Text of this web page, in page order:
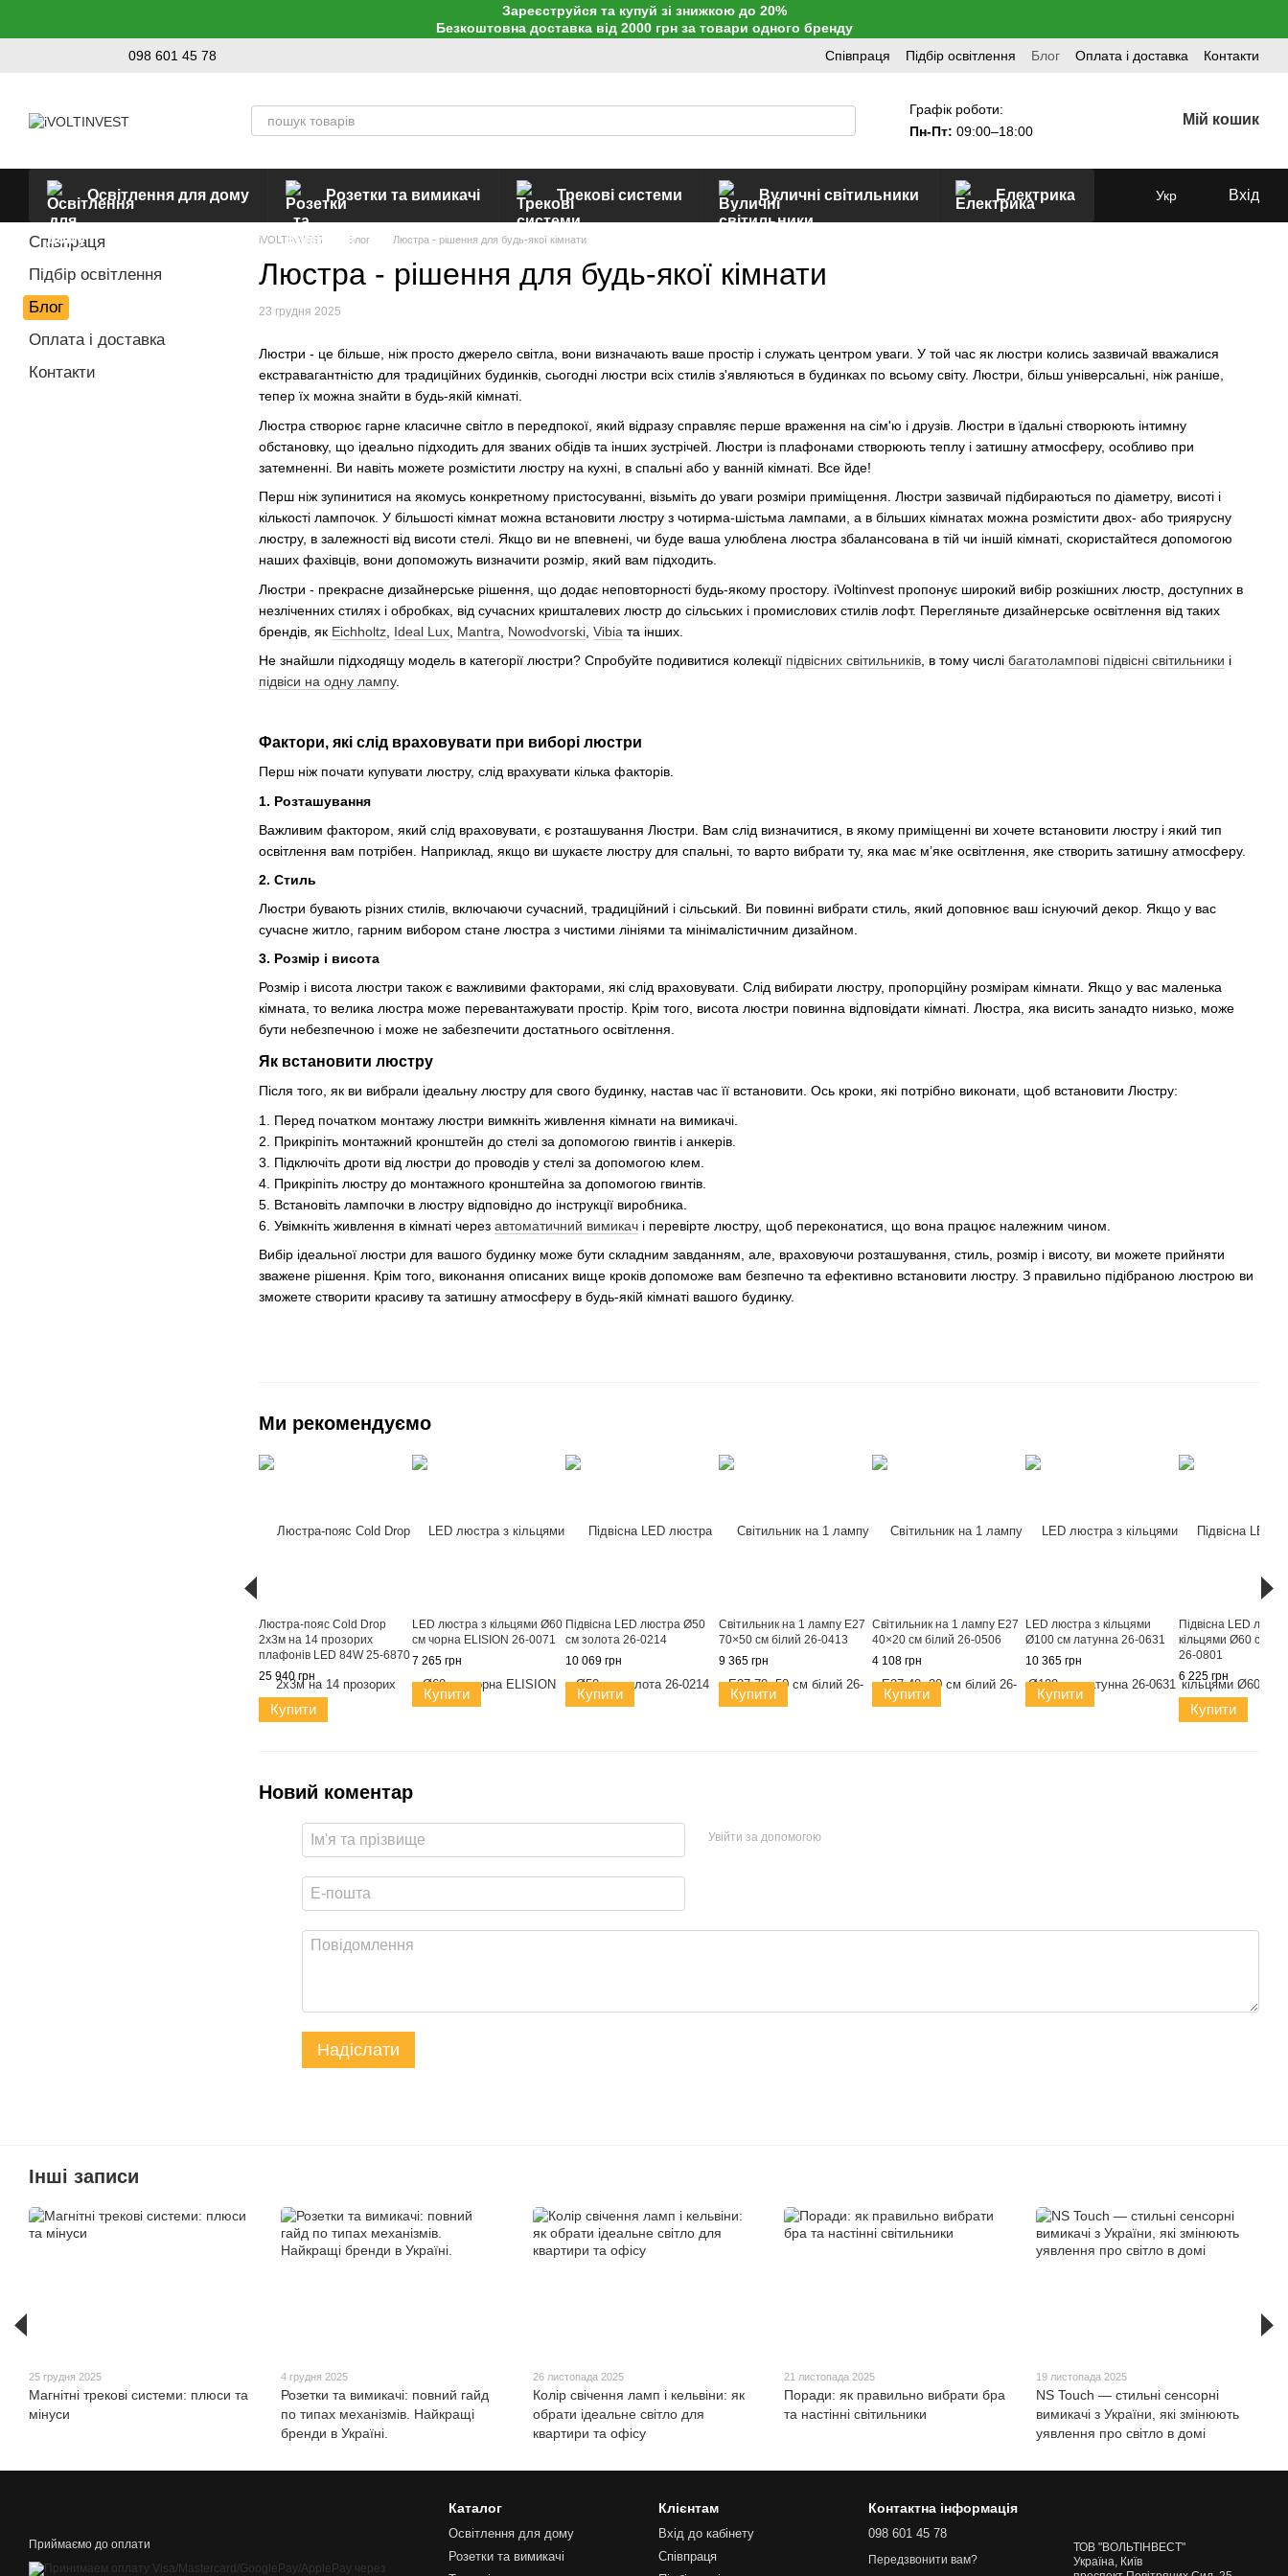
Зареєструйся та купуй зі знижкою до 20%
Безкоштовна доставка від 2000 грн за товари одного бренду
098 601 45 78
Співпраця Підбір освітлення Блог Оплата і доставка Контакти
Графік роботи:
Пн-Пт:09:00–18:00
Мій кошик
Освітлення для дому Розетки та вимикачі Трекові системи Вуличні світильники Електрика Укр Вхід
iVOLTINVEST Блог Люстра - рішення для будь-якої кімнати
Люстра - рішення для будь-якої кімнати
23 грудня 2025
Люстри - це більше, ніж просто джерело світла, вони визначають ваше простір і служать центром уваги. У той час як люстри колись зазвичай вважалися
екстравагантністю для традиційних будинків, сьогодні люстри всіх стилів з'являються в будинках по всьому світу. Люстри, більш універсальні, ніж раніше,
тепер їх можна знайти в будь-якій кімнаті.
Люстра створює гарне класичне світло в передпокої, який відразу справляє перше враження на сім'ю і друзів. Люстри в їдальні створюють інтимну
обстановку, що ідеально підходить для званих обідів та інших зустрічей. Люстри із плафонами створюють теплу і затишну атмосферу, особливо при
затемненні. Ви навіть можете розмістити люстру на кухні, в спальні або у ванній кімнаті. Все йде!
Перш ніж зупинитися на якомусь конкретному пристосуванні, візьміть до уваги розміри приміщення. Люстри зазвичай підбираються по діаметру, висоті і
кількості лампочок. У більшості кімнат можна встановити люстру з чотирма-шістьма лампами, а в більших кімнатах можна розмістити двох- або триярусну
люстру, в залежності від висоти стелі. Якщо ви не впевнені, чи буде ваша улюблена люстра збалансована в тій чи іншій кімнаті, скористайтеся допомогою
наших фахівців, вони допоможуть визначити розмір, який вам підходить.
Люстри - прекрасне дизайнерське рішення, що додає неповторності будь-якому простору. iVoltinvest пропонує широкий вибір розкішних люстр, доступних в
незліченних стилях і обробках, від сучасних кришталевих люстр до сільських і промислових стилів лофт. Перегляньте дизайнерське освітлення від таких
брендів, як Eichholtz Ideal Lux Mantra Nowodvorski Vibia та інших.
Не знайшли підходящу модель в категорії люстри? Спробуйте подивитися колекції підвісних світильників , в тому числі багатолампові підвісні світильники і
підвіси на одну лампу.
Фактори, які слід враховувати при виборі люстри
Перш ніж почати купувати люстру, слід врахувати кілька факторів.
1. Розташування
Важливим фактором, який слід враховувати, є розташування Люстри. Вам слід визначитися, в якому приміщенні ви хочете встановити люстру і який тип
освітлення вам потрібен. Наприклад, якщо ви шукаєте люстру для спальні, то варто вибрати ту, яка має м’яке освітлення, яке створить затишну атмосферу.
2. Стиль
Люстри бувають різних стилів, включаючи сучасний, традиційний і сільський. Ви повинні вибрати стиль, який доповнює ваш існуючий декор. Якщо у вас
сучасне житло, гарним вибором стане люстра з чистими лініями та мінімалістичним дизайном.
3. Розмір і висота
Розмір і висота люстри також є важливими факторами, які слід враховувати. Слід вибирати люстру, пропорційну розмірам кімнати. Якщо у вас маленька
кімната, то велика люстра може перевантажувати простір. Крім того, висота люстри повинна відповідати кімнаті. Люстра, яка висить занадто низько, може
бути небезпечною і може не забезпечити достатнього освітлення.
Як встановити люстру
Після того, як ви вибрали ідеальну люстру для свого будинку, настав час її встановити. Ось кроки, які потрібно виконати, щоб встановити Люстру:
1. Перед початком монтажу люстри вимкніть живлення кімнати на вимикачі.
2. Прикріпіть монтажний кронштейн до стелі за допомогою гвинтів і анкерів.
3. Підключіть дроти від люстри до проводів у стелі за допомогою клем.
4. Прикріпіть люстру до монтажного кронштейна за допомогою гвинтів.
5. Встановіть лампочки в люстру відповідно до інструкції виробника.
6. Увімкніть живлення в кімнаті через автоматичний вимикач і перевірте люстру, щоб переконатися, що вона працює належним чином.
Вибір ідеальної люстри для вашого будинку може бути складним завданням, але, враховуючи розташування, стиль, розмір і висоту, ви можете прийняти
зважене рішення. Крім того, виконання описаних вище кроків допоможе вам безпечно та ефективно встановити люстру. З правильно підібраною люстрою ви
зможете створити красиву та затишну атмосферу в будь-якій кімнаті вашого будинку.
Ми рекомендуємо
Люстра-пояс Cold Drop
2x3м на 14 прозорих
плафонів LED 84W 25-6870
25 940 грн
Купити
LED люстра з кільцями Ø60
см чорна ELISION 26-0071
7 265 грн
Купити
Підвісна LED люстра Ø50
см золота 26-0214
10 069 грн
Купити
Світильник на 1 лампу E27
70×50 см білий 26-0413
9 365 грн
Купити
Світильник на 1 лампу E27
40×20 см білий 26-0506
4 108 грн
Купити
LED люстра з кільцями
Ø100 см латунна 26-0631
10 365 грн
Купити
Підвісна LED
кільцями Ø60 см
26-0801
6 225 грн
Купити
Новий коментар
Увійти за допомогою
Надіслати
Співпраця
Підбір освітлення
Блог
Оплата і доставка
Контакти
Інші записи
25 грудня 2025
Магнітні трекові системи: плюси та
мінуси
4 грудня 2025
Розетки та вимикачі: повний гайд
по типах механізмів. Найкращі
бренди в Україні.
26 листопада 2025
Колір свічення ламп і кельвіни: як
обрати ідеальне світло для
квартири та офісу
21 листопада 2025
Поради: як правильно вибрати бра
та настінні світильники
19 листопада 2025
NS Touch — стильні сенсорні
вимикачі з України, які змінюють
уявлення про світло в домі
Приймаємо до оплати
Каталог
Освітлення для дому
Розетки та вимикачі
Клієнтам
Вхід до кабінету
Співпраця
Контактна інформація
098 601 45 78
Передзвонити вам?
ТОВ "ВОЛЬТІНВЕСТ"
Україна, Київ